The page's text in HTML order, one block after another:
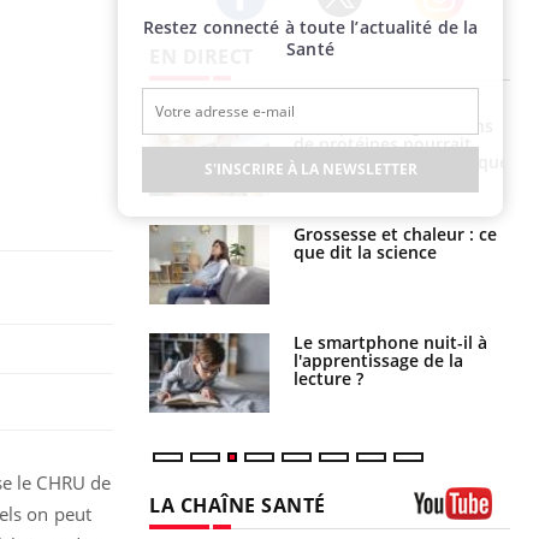
le CHRU de
on peut
Facebook Twitter Instagram
de protéines pourrait
finalement être bénéfique
Grossesse et chaleur : ce
que dit la science
Le smartphone nuit-il à
l'apprentissage de la
lecture ?
LA CHAÎNE SANTÉ
Restez connecté à toute l’actualité de la
Santé
S'INSCRIRE À LA NEWSLETTER